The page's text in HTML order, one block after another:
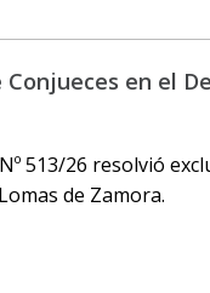
Conjueces en el
513/26 resolvió
de Zamora.